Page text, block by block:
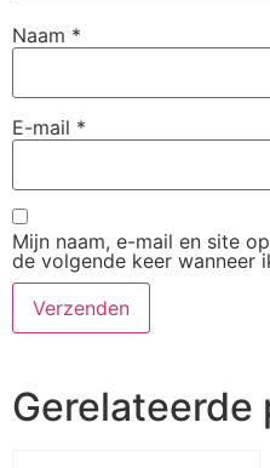
Naam *
E-mail *
Mijn naam, e-mail en site
de volgende keer wanneer
Gerelateerde